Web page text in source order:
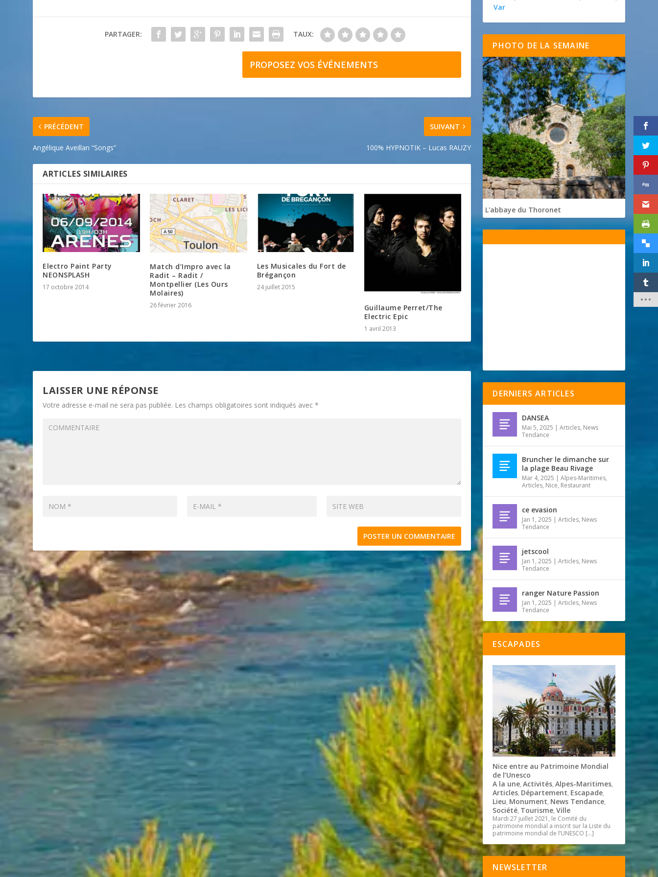
PARTAGER: TAUX:
PROPOSEZ VOS ÉVÉNEMENTS
PRÉCÉDENT
Angélique Aveillan “Songs”
SUIVANT
100% HYPNOTIK – Lucas RAUZY
ARTICLES SIMILAIRES
Electro Paint Party
NEONSPLASH
17 octobre 2014
Match d’Impro avec la
Radit – Radit /
Montpellier (Les Ours
Molaires)
26 février 2016
Les Musicales du Fort de
Brégançon
24 juillet 2015
Guillaume Perret/The
Electric Epic
1 avril 2013
LAISSER UNE RÉPONSE
Votre adresse e-mail ne sera pas publiée. Les champs obligatoires sont indiqués avec*
Var
PHOTO DE LA SEMAINE
L'abbaye du Thoronet
DERNIERS ARTICLES
DANSEA
Mai 5, 2025 |Articles, News
Tendance
Bruncher le dimanche sur
la plage Beau Rivage
Mar 4, 2025 |Alpes-Maritimes,
Articles, Nice, Restaurant
ce evasion
Jan 1, 2025 |Articles, News
Tendance
jetscool
Jan 1, 2025 |Articles, News
Tendance
ranger Nature Passion
Jan 1, 2025 |Articles, News
Tendance
ESCAPADES
Nice entre au Patrimoine Mondial
de l’Unesco
A la une,Activités,Alpes-Maritimes,
Articles, Département, Escapade,
Lieu, Monument, News Tendance,
Société, Tourisme,Ville
Mardi 27 juillet 2021, le Comité du
patrimoine mondial a inscrit sur la Liste du
patrimoine mondial de l’UNESCO […]
NEWSLETTER